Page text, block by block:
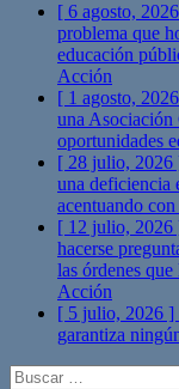
[ 6 agosto,
problema que
educación
Acción
[ 1 agosto,
una
oportunidades
[ 28 julio, 2026
una deficiencia
acentuando
[ 12 julio, 2026
hacerse
las órdenes
Acción
[ 5 julio, 2026 ]
garantiza
Buscar: